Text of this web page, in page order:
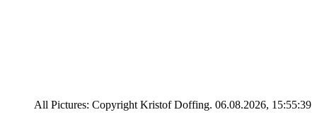
All Pictures: Copyright Kristof Doffing. 06.08.2026, 15:55:39